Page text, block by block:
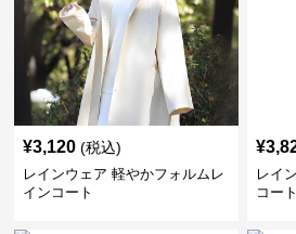
¥3,120 (税込)
レインウェア 軽やかフォルムレ
インコート
¥
レイ
コート